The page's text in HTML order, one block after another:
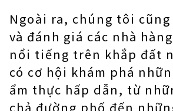
Ngoài ra, chúng tôi
và đánh giá các nhà
nổi tiếng trên khắp đất
có cơ hội khám phá
ẩm thực hấp dẫn, từ
chả đường phố đến